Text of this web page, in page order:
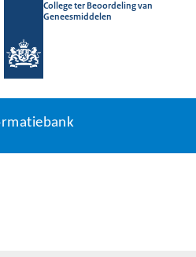
College ter Beoordeling van
Geneesmiddelen